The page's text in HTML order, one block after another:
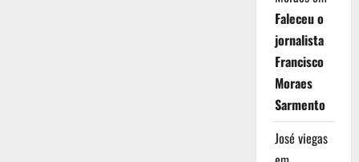
Faleceu o
jornalista
Francisco
Moraes
Sarmento
José viegas